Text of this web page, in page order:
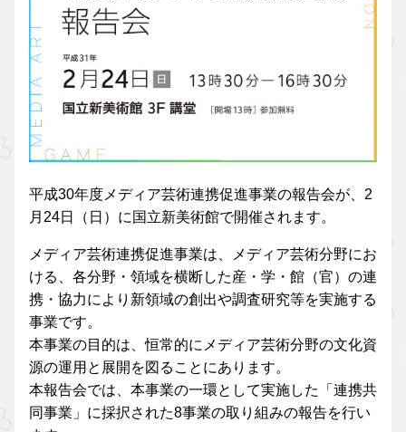
平成30年度メディア芸術連携促進事業の報告会が、2
月24日（日）に国立新美術館で開催されます。
メディア芸術連携促進事業は、メディア芸術分野にお
ける、各分野・領域を横断した産・学・館（官）の連
携・協力により新領域の創出や調査研究等を実施する
事業です。
本事業の目的は、恒常的にメディア芸術分野の文化資
源の運用と展開を図ることにあります。
本報告会では、本事業の一環として実施した「連携共
同事業」に採択された8事業の取り組みの報告を行い